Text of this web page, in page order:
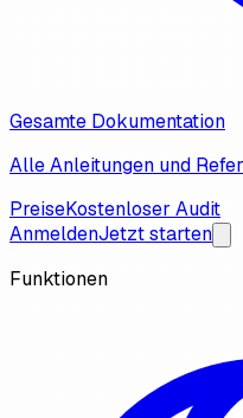
Gesamte Dokumentation
Alle Anleitungen und
PreiseKostenloser Audit
AnmeldenJetzt starten
Funktionen